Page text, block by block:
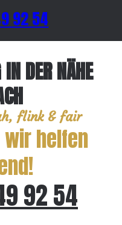
92 54
DER NÄHE
flink & fair
wir helfen
92 54